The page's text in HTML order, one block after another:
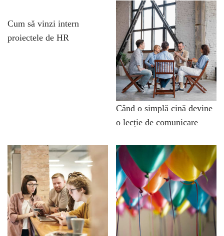
Cum să vinzi intern
proiectele de HR
Când o simplă cină devine
o lecție de comunicare